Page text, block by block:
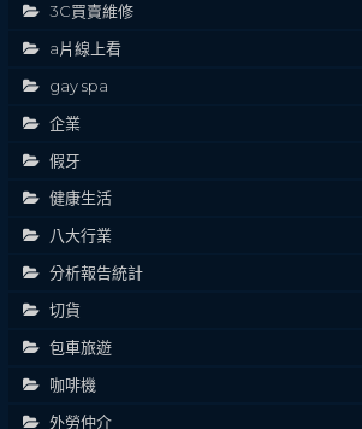
3C買賣維修
a片線上看
gay spa
企業
假牙
健康生活
八大行業
分析報告統計
切貨
包車旅遊
咖啡機
外勞仲介